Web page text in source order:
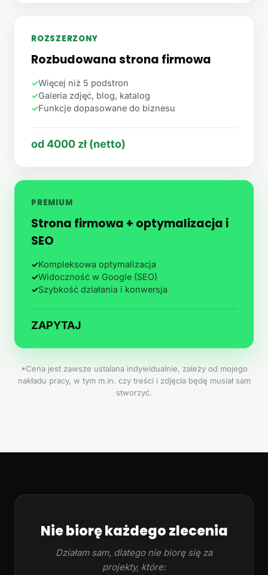
ROZSZERZONY
Rozbudowana strona firmowa
✓Więcej niż 5 podstron
✓Galeria zdjęć, blog, katalog
✓Funkcje dopasowane do biznesu
od 4000 zł (netto)
PREMIUM
Strona firmowa + optymalizacja i
SEO
✓Kompleksowa optymalizacja
✓Widoczność w Google (SEO)
✓Szybkość działania i konwersja
ZAPYTAJ
*Cena jest zawsze ustalana indywidualnie, zależy od mojego
nakładu pracy, w tym m.in. czy treści i zdjęcia będę musiał sam
stworzyć.
Nie biorę każdego zlecenia
Działam sam, dlatego nie biorę się za
projekty, które: